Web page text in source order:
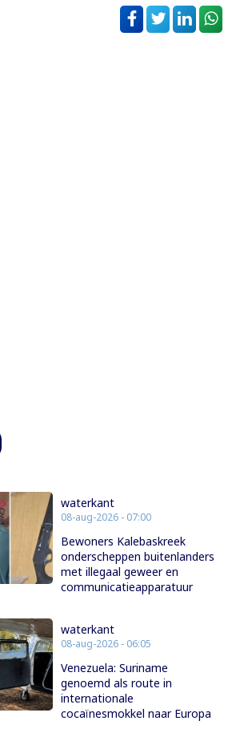
waterkant
08-aug-2026 - 07:00
Bewoners Kalebaskreek
onderscheppen buitenlanders
met illegaal geweer en
communicatieapparatuur
waterkant
08-aug-2026 - 06:05
Venezuela: Suriname
genoemd als route in
internationale
cocaïnesmokkel naar Europa